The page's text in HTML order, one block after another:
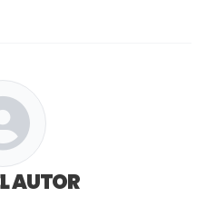
AUTOR